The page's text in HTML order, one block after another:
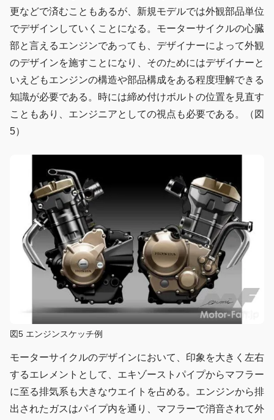
更などで済むこともあるが、新規モデルでは外観部品単位
でデザインしていくことになる。モーターサイクルの心臓
部と言えるエンジンであっても、デザイナーによって外観
のデザインを施すことになり、そのためにはデザイナーと
いえどもエンジンの構造や部品構成をある程度理解できる
知識が必要である。時には締め付けボルトの位置を見直す
こともあり、エンジニアとしての視点も必要である。（図
5）
図5 エンジンスケッチ例
モーターサイクルのデザインにおいて、印象を大きく左右
するエレメントとして、エキゾーストパイプからマフラー
に至る排気系も大きなウエイトを占める。エンジンから排
出されたガスはパイプ内を通り、マフラーで消音されて外